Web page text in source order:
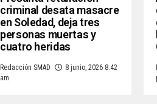
criminal desata masacre
en Soledad, deja tres
personas muertas y
cuatro heridas
Redacción SMAD
8 junio, 2026 8:42
am